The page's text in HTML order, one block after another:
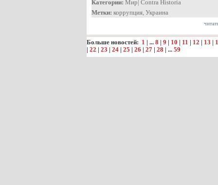
Категории: Мир| Contra Historia
Метки: коррупция, Украина
Больше новостей: 1 | ... 8 | 9 | 10 | 11 | 12 | 13 |
| 22 | 23 | 24 | 25 | 26 | 27 | 28 | ... 59